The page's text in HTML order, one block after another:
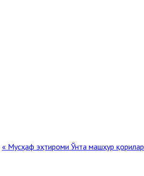
« Мусҳаф эҳтироми Ўнта машҳур